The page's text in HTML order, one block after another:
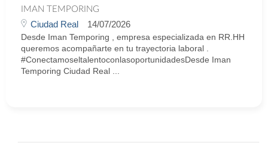
IMAN TEMPORING
Ciudad Real 14/07/2026
Desde Iman Temporing , empresa especializada en RR.HH
queremos acompañarte en tu trayectoria laboral .
#ConectamoseltalentoconlasoportunidadesDesde Iman
Temporing Ciudad Real ...